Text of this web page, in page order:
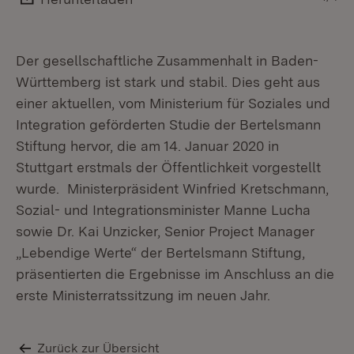
Der gesellschaftliche Zusammenhalt in Baden-
Württemberg ist stark und stabil. Dies geht aus
einer aktuellen, vom Ministerium für Soziales und
Integration geförderten Studie der Bertelsmann
Stiftung hervor, die am 14. Januar 2020 in
Stuttgart erstmals der Öffentlichkeit vorgestellt
wurde. Ministerpräsident Winfried Kretschmann,
Sozial- und Integrationsminister Manne Lucha
sowie Dr. Kai Unzicker, Senior Project Manager
„Lebendige Werte“ der Bertelsmann Stiftung,
präsentierten die Ergebnisse im Anschluss an die
erste Ministerratssitzung im neuen Jahr.
Zurück zur Übersicht